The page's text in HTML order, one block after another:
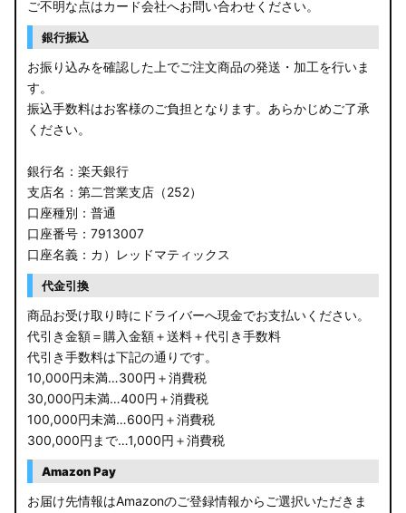
ご不明な点はカード会社へお問い合わせください。
銀行振込
お振り込みを確認した上でご注文商品の発送・加工を行いま
す。
振込手数料はお客様のご負担となります。あらかじめご了承
ください。
銀行名：楽天銀行
支店名：第二営業支店（252）
口座種別：普通
口座番号：7913007
口座名義：カ）レッドマティックス
代金引換
商品お受け取り時にドライバーへ現金でお支払いください。
代引き金額＝購入金額＋送料＋代引き手数料
代引き手数料は下記の通りです。
10,000円未満…300円＋消費税
30,000円未満…400円＋消費税
100,000円未満…600円＋消費税
300,000円まで…1,000円＋消費税
Amazon Pay
お届け先情報はAmazonのご登録情報からご選択いただきま